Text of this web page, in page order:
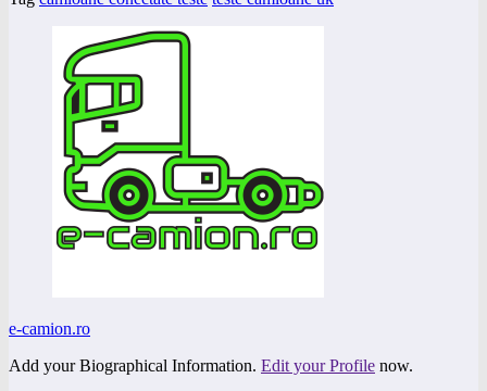
e-camion.ro
Add your Biographical Information. Edit your Profile now.